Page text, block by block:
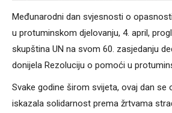
Međunarodni dan svjesnosti o
u protuminskom djelovanju, 4. april,
skupština UN na svom 60. zasjedanju
donijela Rezoluciju o pomoći u
Svake godine širom svijeta, ovaj dan se
iskazala solidarnost prema žrtvama